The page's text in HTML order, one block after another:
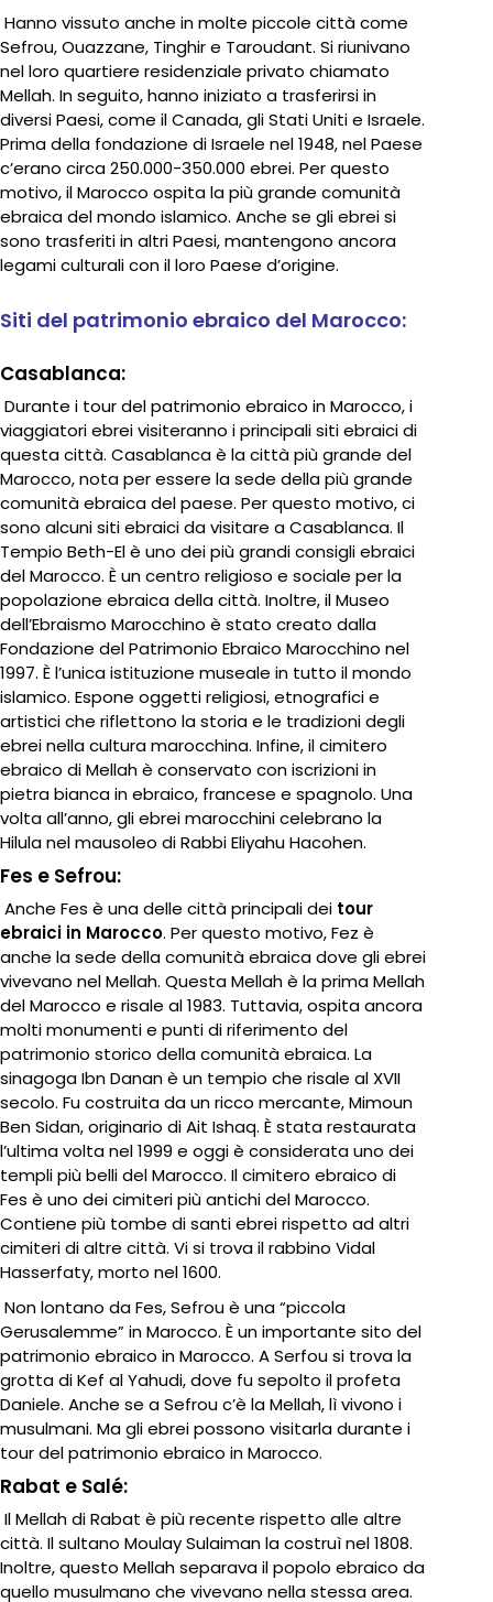
Hanno vissuto anche in molte piccole città come
Sefrou, Ouazzane, Tinghir e Taroudant. Si riunivano
nel loro quartiere residenziale privato chiamato
Mellah. In seguito, hanno iniziato a trasferirsi in
diversi Paesi, come il Canada, gli Stati Uniti e Israele.
Prima della fondazione di Israele nel 1948, nel Paese
c’erano circa 250.000-350.000 ebrei. Per questo
motivo, il Marocco ospita la più grande comunità
ebraica del mondo islamico. Anche se gli ebrei si
sono trasferiti in altri Paesi, mantengono ancora
legami culturali con il loro Paese d’origine.
Siti del patrimonio ebraico del Marocco:
Casablanca:
Durante i tour del patrimonio ebraico in Marocco, i
viaggiatori ebrei visiteranno i principali siti ebraici di
questa città. Casablanca è la città più grande del
Marocco, nota per essere la sede della più grande
comunità ebraica del paese. Per questo motivo, ci
sono alcuni siti ebraici da visitare a Casablanca. Il
Tempio Beth-El è uno dei più grandi consigli ebraici
del Marocco. È un centro religioso e sociale per la
popolazione ebraica della città. Inoltre, il Museo
dell’Ebraismo Marocchino è stato creato dalla
Fondazione del Patrimonio Ebraico Marocchino nel
1997. È l’unica istituzione museale in tutto il mondo
islamico. Espone oggetti religiosi, etnografici e
artistici che riflettono la storia e le tradizioni degli
ebrei nella cultura marocchina. Infine, il cimitero
ebraico di Mellah è conservato con iscrizioni in
pietra bianca in ebraico, francese e spagnolo. Una
volta all’anno, gli ebrei marocchini celebrano la
Hilula nel mausoleo di Rabbi Eliyahu Hacohen.
Fes e Sefrou:
Anche Fes è una delle città principali dei tour
ebraici in Marocco. Per questo motivo, Fez è
anche la sede della comunità ebraica dove gli ebrei
vivevano nel Mellah. Questa Mellah è la prima Mellah
del Marocco e risale al 1983. Tuttavia, ospita ancora
molti monumenti e punti di riferimento del
patrimonio storico della comunità ebraica. La
sinagoga Ibn Danan è un tempio che risale al XVII
secolo. Fu costruita da un ricco mercante, Mimoun
Ben Sidan, originario di Ait Ishaq. È stata restaurata
l’ultima volta nel 1999 e oggi è considerata uno dei
templi più belli del Marocco. Il cimitero ebraico di
Fes è uno dei cimiteri più antichi del Marocco.
Contiene più tombe di santi ebrei rispetto ad altri
cimiteri di altre città. Vi si trova il rabbino Vidal
Hasserfaty, morto nel 1600.
Non lontano da Fes,Sefrouè una “piccola
Gerusalemme” in Marocco. È un importante sito del
patrimonio ebraico in Marocco. A Serfou si trova la
grotta di Kef al Yahudi, dove fu sepolto il profeta
Daniele. Anche se a Sefrou c’è la Mellah, lì vivono i
musulmani. Ma gli ebrei possono visitarla durante i
tour del patrimonio ebraico in Marocco.
Rabat e Salé:
Il Mellah di Rabat è più recente rispetto alle altre
città. Il sultano Moulay Sulaiman la costruì nel 1808.
Inoltre, questo Mellah separava il popolo ebraico da
quello musulmano che vivevano nella stessa area.